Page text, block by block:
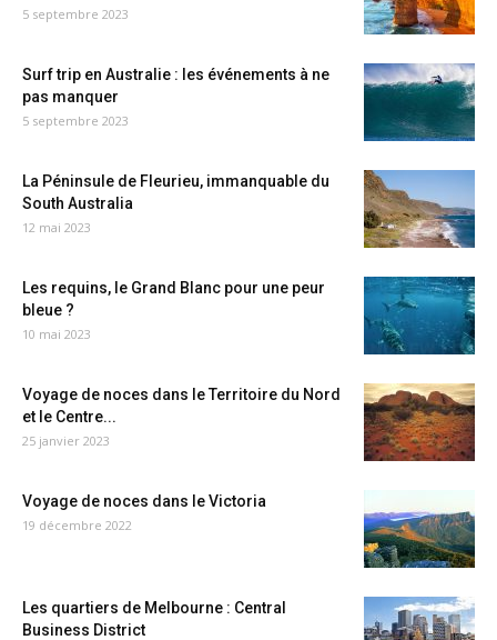
5 septembre 2023
Surf trip en Australie : les événements à ne
pas manquer
5 septembre 2023
La Péninsule de Fleurieu, immanquable du
South Australia
12 mai 2023
Les requins, le Grand Blanc pour une peur
bleue ?
10 mai 2023
Voyage de noces dans le Territoire du Nord
et le Centre...
25 janvier 2023
Voyage de noces dans le Victoria
19 décembre 2022
Les quartiers de Melbourne : Central
Business District